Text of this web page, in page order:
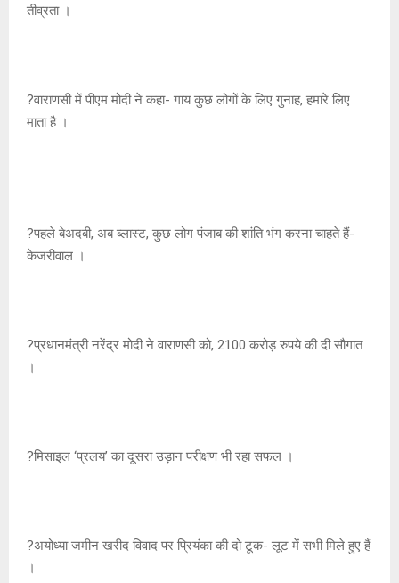
तीव्रता ।
?वाराणसी में पीएम मोदी ने कहा- गाय कुछ लोगों के लिए गुनाह, हमारे लिए
माता है ।
?पहले बेअदबी, अब ब्लास्ट, कुछ लोग पंजाब की शांति भंग करना चाहते हैं-
केजरीवाल ।
?प्रधानमंत्री नरेंद्र मोदी ने वाराणसी को, 2100 करोड़ रुपये की दी सौगात
।
?मिसाइल ‘प्रलय’ का दूसरा उड़ान परीक्षण भी रहा सफल ।
?अयोध्या जमीन खरीद विवाद पर प्रियंका की दो टूक- लूट में सभी मिले हुए हैं
।